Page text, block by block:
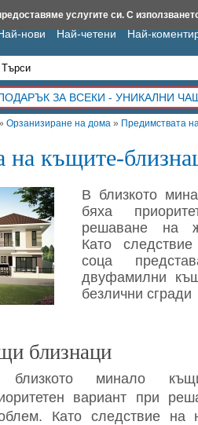
Орзанизиране на дома » Предимствата
на къщите-
В близкото
бяха
решаване на
Като
соца
двуфамилни
безлични сгради
близнаци
минало
вариант при
Като следствие на
нови Най-четени Най-
ЗА ВСЕКИ - УНИКАЛНИ
Iztochnik.com BauBau.bg NewAge.bg
услугите си. С